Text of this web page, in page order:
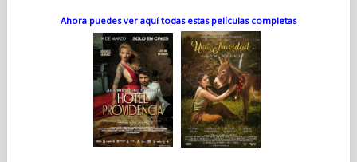
Ahora puedes ver aquí todas estas películas completas